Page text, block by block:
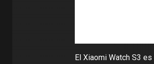
El Xiaomi Watch S3 es